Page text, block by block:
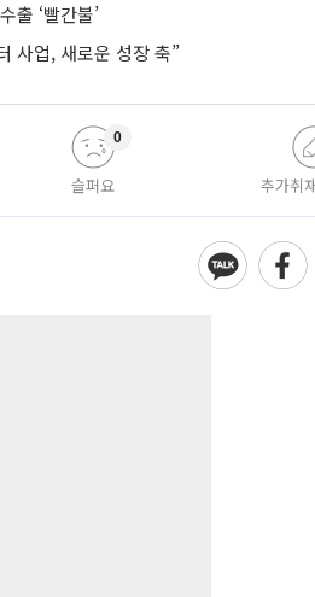
출 ‘빨간불’
사업, 새로운 성장 축”
슬퍼요
0
추가취